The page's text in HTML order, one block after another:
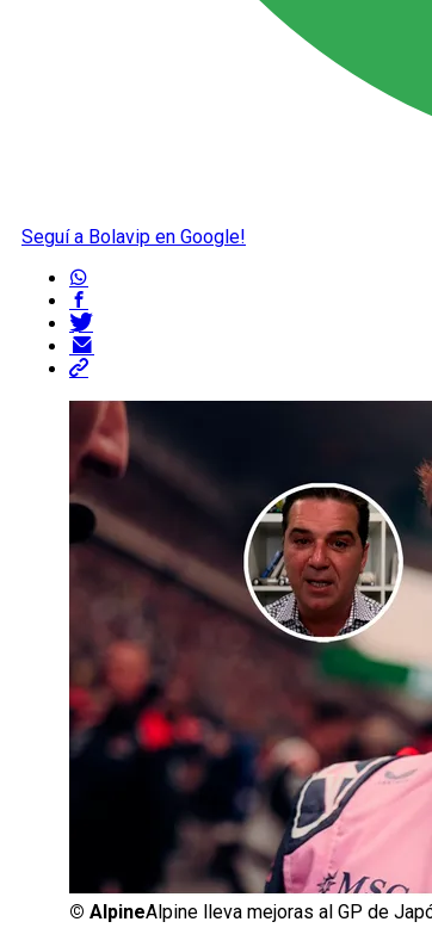
Seguí a Bolavip en Google!
© AlpineAlpine lleva mejoras al GP de